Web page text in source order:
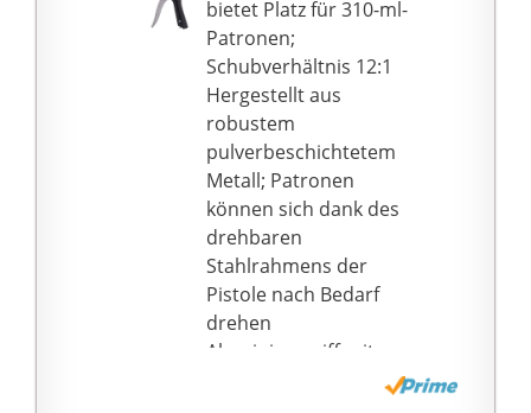
praktische
Nachlaufstopp der
Silikon Spritze
verhindert lästiges
Weiterlaufen des Kleb-
und Dichtstoff.
ROBUSTE BAUWEISE -
Langlebige Profi
Kartuschenpresse aus
Aluminium und Metall.
Für große & kleine
Projekte ist die stabile
bietet Platz für 310-ml-
Patronen;
Schubverhältnis 12:1
Hergestellt aus
robustem
pulverbeschichtetem
Metall; Patronen
können sich dank des
drehbaren
Stahlrahmens der
Pistole nach Bedarf
drehen
Aluminiumgriff mit
Kunststoff-Haltegriff